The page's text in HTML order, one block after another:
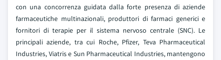
con una concorrenza guidata dalla forte presenza di aziende
farmaceutiche multinazionali, produttori di farmaci generici e
fornitori di terapie per il sistema nervoso centrale (SNC). Le
principali aziende, tra cui Roche, Pfizer, Teva Pharmaceutical
Industries, Viatris e Sun Pharmaceutical Industries, mantengono